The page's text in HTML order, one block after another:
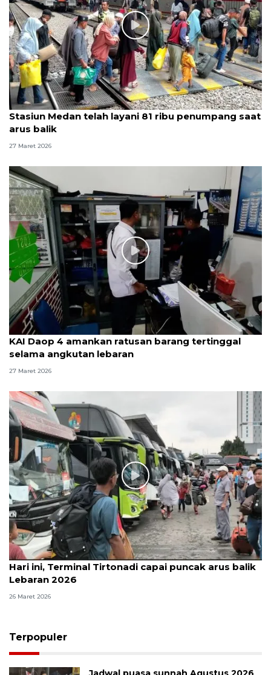
Stasiun Medan telah layani 81 ribu penumpang saat
arus balik
27 Maret 2026
KAI Daop 4 amankan ratusan barang tertinggal
selama angkutan lebaran
27 Maret 2026
Hari ini, Terminal Tirtonadi capai puncak arus balik
Lebaran 2026
26 Maret 2026
Terpopuler